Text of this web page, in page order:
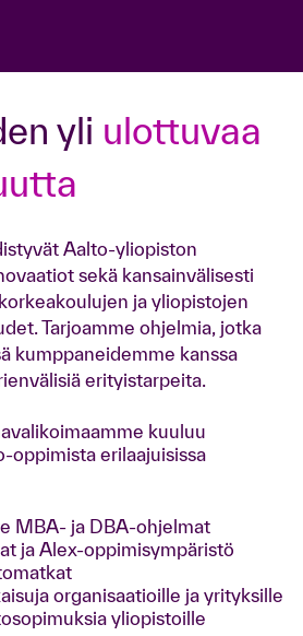
yli ulottuvaa
Aalto-yliopiston
sekä kansainvälisesti
ja yliopistojen
Tarjoamme ohjelmia, jotka
kumppaneidemme kanssa
erityistarpeita.
kuuluu
oppimista erilaajuisissa
MBA- ja DBA-ohjelmat
ja Alex-oppimisympäristö
organisaatioille ja yrityksille
yliopistoille